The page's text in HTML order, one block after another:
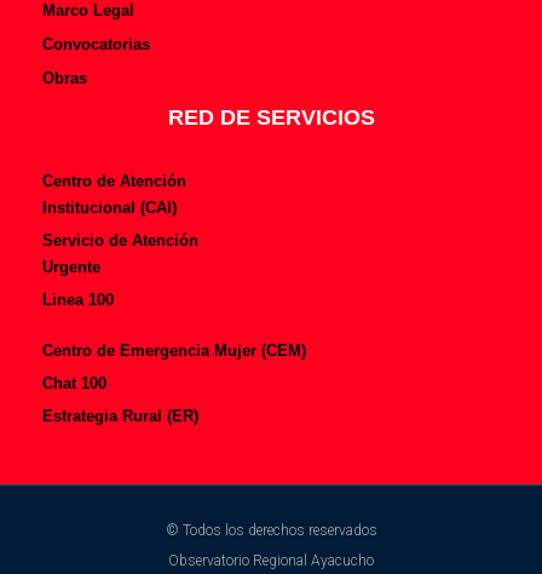
Marco Legal
Convocatorias
Obras
RED DE SERVICIOS
Centro de Atención
Institucional (CAI)
Servicio de Atención
Urgente
Linea 100
Centro de Emergencia Mujer (CEM)
Chat 100
Estrategia Rural (ER)
© Todos los derechos reservados
Observatorio Regional Ayacucho